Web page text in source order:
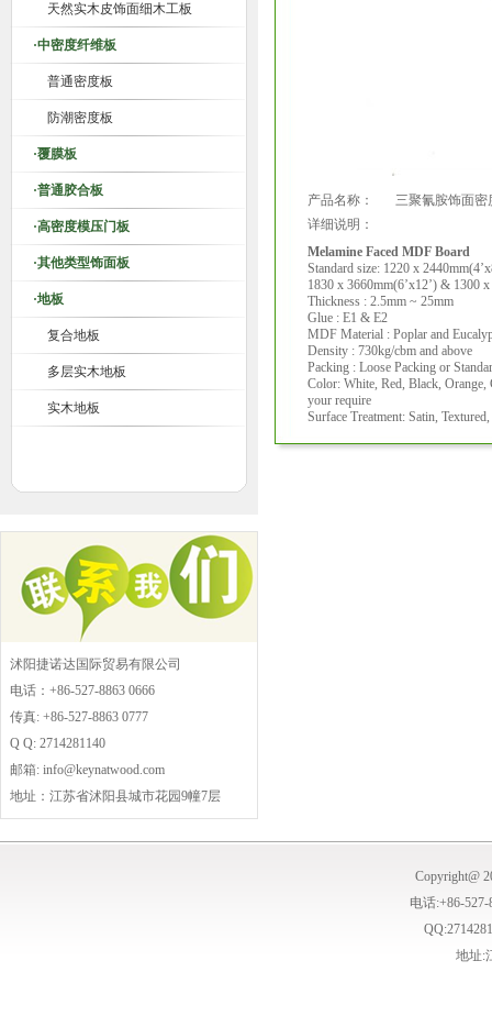
天然实木皮饰面细木工板
·中密度纤维板
普通密度板
防潮密度板
·覆膜板
·普通胶合板
·高密度模压门板
·其他类型饰面板
·地板
复合地板
多层实木地板
实木地板
沭阳捷诺达国际贸易有限公司
电话：+86-527-8863 0666
传真: +86-527-8863 0777
Q Q: 2714281140
邮箱: info@keynatwood.com
地址：江苏省沭阳县城市花园9幢7层
产品名称：
三聚氰胺饰面密
详细说明：
Melamine Faced MDF Board
Standard size: 1220 x
1830 x 3660mm(6’x12’) & 1300
Thickness : 2.5mm ~ 25mm
Glue : E1 & E2
MDF Material : Poplar and
Density : 730kg/cbm and above
Packing : Loose Packing or
Color: White, Red, Black, Orange,
your require
Surface Treatment: Satin,
Copyright@
电话:+86-
地址: